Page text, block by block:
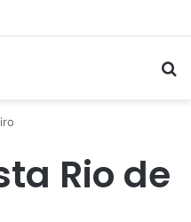
e economizar
Rio de